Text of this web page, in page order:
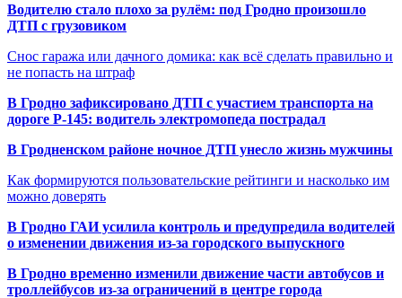
Водителю стало плохо за рулём: под Гродно произошло
ДТП с грузовиком
Снос гаража или дачного домика: как всё сделать правильно и
не попасть на штраф
В Гродно зафиксировано ДТП с участием транспорта на
дороге Р-145: водитель электромопеда пострадал
В Гродненском районе ночное ДТП унесло жизнь мужчины
Как формируются пользовательские рейтинги и насколько им
можно доверять
В Гродно ГАИ усилила контроль и предупредила водителей
о изменении движения из-за городского выпускного
В Гродно временно изменили движение части автобусов и
троллейбусов из-за ограничений в центре города